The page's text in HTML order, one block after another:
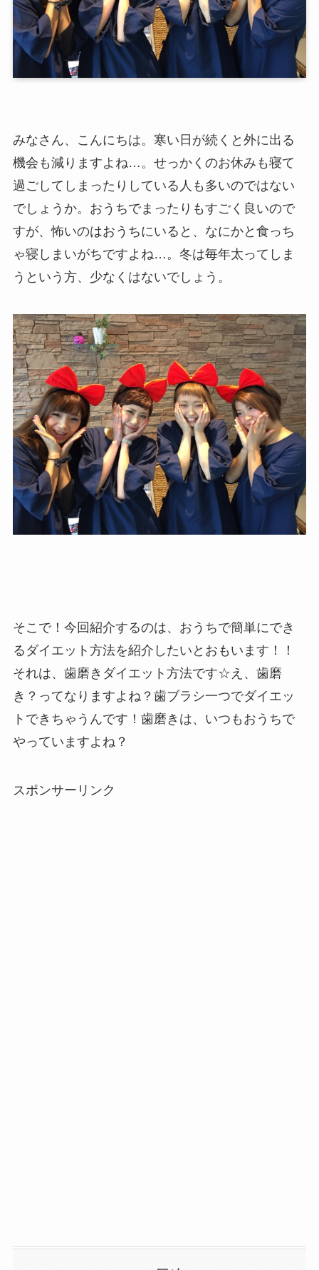
みなさん、こんにちは。寒い日が続くと外に出る
機会も減りますよね…。せっかくのお休みも寝て
過ごしてしまったりしている人も多いのではない
でしょうか。おうちでまったりもすごく良いので
すが、怖いのはおうちにいると、なにかと食っち
ゃ寝しまいがちですよね…。冬は毎年太ってしま
うという方、少なくはないでしょう。
そこで！今回紹介するのは、おうちで簡単にでき
るダイエット方法を紹介したいとおもいます！！
それは、歯磨きダイエット方法です☆え、歯磨
き？ってなりますよね？歯ブラシ一つでダイエッ
トできちゃうんです！歯磨きは、いつもおうちで
やっていますよね？
スポンサーリンク